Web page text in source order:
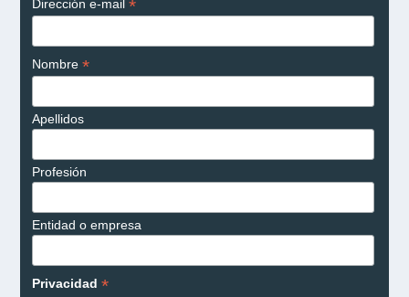
Dirección e-mail *
Nombre *
Apellidos
Profesión
Entidad o empresa
Privacidad *